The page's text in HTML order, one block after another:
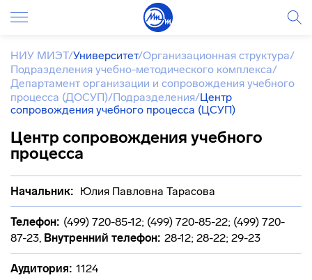
НИУ МИЭТ/Университет/Организационная структура/
Подразделения учебно-методического комплекса/
Департамент организации и сопровождения учебного
процесса (ДОСУП)/Подразделения/Центр
сопровождения учебного процесса (ЦСУП)
Центр сопровождения учебного
процесса
Начальник: Юлия Павловна Тарасова
Телефон: (499) 720-85-12; (499) 720-85-22; (499) 720-
87-23, Внутренний телефон: 28-12; 28-22; 29-23
Аудитория: 1124